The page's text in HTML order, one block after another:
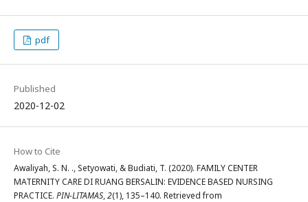
pdf
Published
2020-12-02
How to Cite
Awaliyah, S. N. ., Setyowati, & Budiati, T. (2020). FAMILY CENTER
MATERNITY CARE DI RUANG BERSALIN: EVIDENCE BASED NURSING
PRACTICE. PIN-LITAMAS,2(1), 135–140. Retrieved from